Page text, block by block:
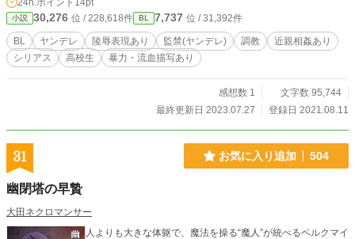
24h.ポイント 14pt
小説 30,276 位 / 228,618件 BL 7,737 位 / 31,392件
BL ヤンデレ 陵辱表現あり 監禁(ヤンデレ) 調教
近親相姦あり
シリアス
高校生 暴力・流血描写あり
感想数 1
文字数 95,744
最終更新日 2023.07.27
登録日 2021.08.11
31 お気に入り追加 504
幽閉塔の早贄
大田ネクロマンサー
人よりも大きな体躯で、魔法を操る“魔人”が統べるベルクマイ